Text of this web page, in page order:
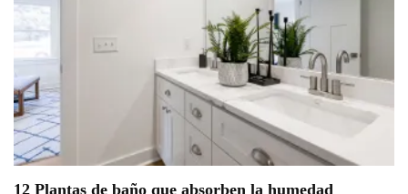
12 Plantas de baño que absorben la humedad